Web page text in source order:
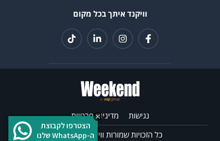
וויקנד איתך בכל מקום
נגישות
מדיניות פרטיות
כל הזכויות שמורות וויקנד ©2026
הצטרפו לקבוצת
ה-WhatsApp שלנו